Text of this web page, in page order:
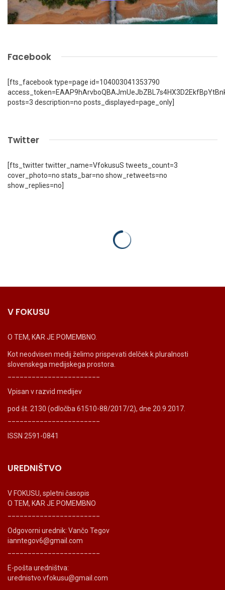
Facebook
[fts_facebook type=page id=104003041353790
posts=3 description=no posts_displayed=page_only]
Twitter
[fts_twitter twitter_name=VfokusuS tweets_count=3
cover_photo=no stats_bar=no show_retweets=no
show_replies=no]
V FOKUSU
O TEM, KAR JE POMEMBNO.
Kot neodvisen medij želimo prispevati delček k pluralnosti
slovenskega medijskega prostora.
Vpisan v razvid medijev
pod št. 2130 (odločba 61510-88/2017/2), dne 20.9.2017.
ISSN 2591-0841
UREDNIŠTVO
V FOKUSU, spletni časopis
O TEM, KAR JE POMEMBNO
Odgovorni urednik: Vančo Tegov
ianntegov6@gmail.com
E-pošta uredništva:
urednistvo.vfokusu@gmail.com